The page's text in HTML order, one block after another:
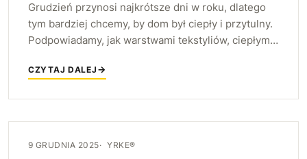
Grudzień przynosi najkrótsze dni w roku, dlatego
tym bardziej chcemy, by dom był ciepły i przytulny.
Podpowiadamy, jak warstwami tekstyliów, ciepłym
klimatu na długie wieczory.
CZYTAJ DALEJ
9 GRUDNIA 2025 YRKE®